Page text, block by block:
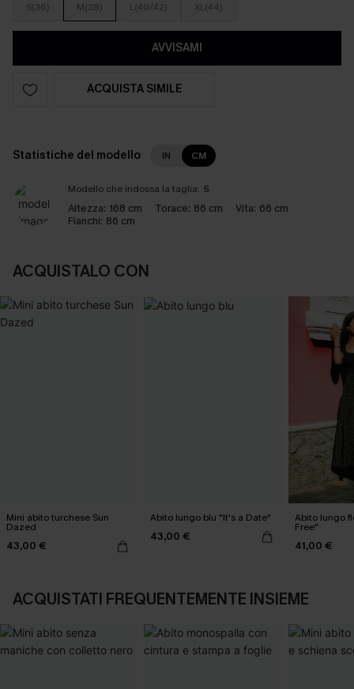
S(36) M(38) L(40/42) XL(44)
AVVISAMI
ACQUISTA SIMILE
Statistiche del modello IN CM
Modello che indossa la taglia: S
Altezza: 168 cm Torace: 86 cm Vita: 66 cm
Fianchi: 86 cm
ACQUISTALO CON
Mini abito turchese Sun
Dazed
43,00 €
Abito lungo blu "It's a Date"
43,00 €
Abito lungo
Free"
41,00 €
ACQUISTATI FREQUENTEMENTE INSIEME